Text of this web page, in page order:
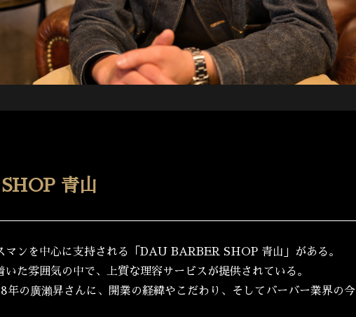
青山
マンを中心に支持される「DAU BARBER SHOP 青山」がある。
た雰囲気の中で、上質な理容サービスが提供されている。
年の廣瀨昇さんに、開業の経緯やこだわり、そしてバーバー業界の今